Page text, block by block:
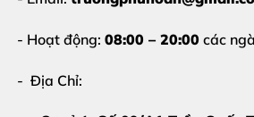
và các linh kiện khác.
- Hoạt động: 08:00 – 20:00 các
- Địa Chỉ: